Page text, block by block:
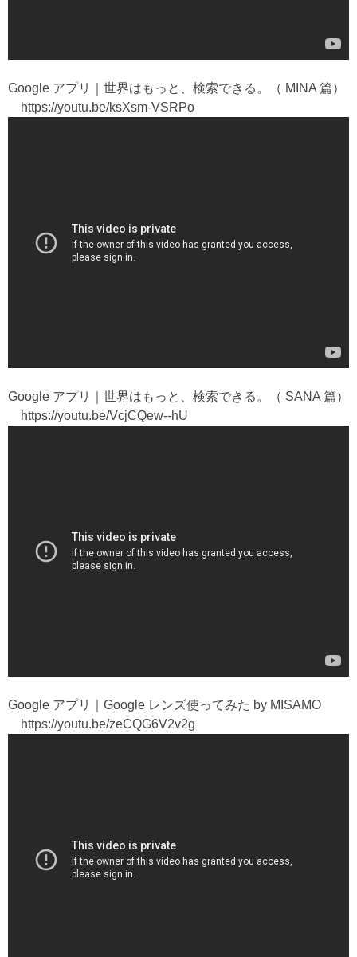
Google アプリ｜世界はもっと、検索できる。（ MINA 篇）
https://youtu.be/ksXsm-VSRPo
Google アプリ｜世界はもっと、検索できる。（ SANA 篇）
https://youtu.be/VcjCQew--hU
Google アプリ｜Google レンズ使ってみた by MISAMO
https://youtu.be/zeCQG6V2v2g